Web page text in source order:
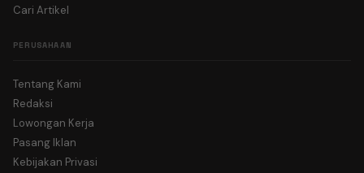
Cari Artikel
PERUSAHAAN
Tentang Kami
Redaksi
Lowongan Kerja
Pasang Iklan
Kebijakan Privasi